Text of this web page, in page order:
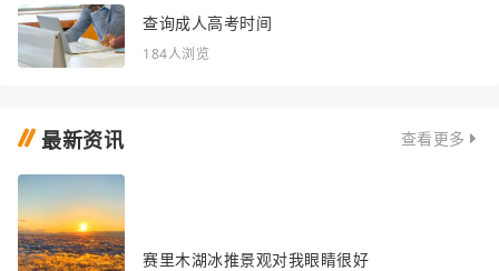
查询成人高考时间
184人浏览
最新资讯 查看更多
赛里木湖冰推景观对我眼睛很好